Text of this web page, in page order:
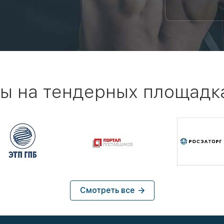
на тендерных
Смотреть все